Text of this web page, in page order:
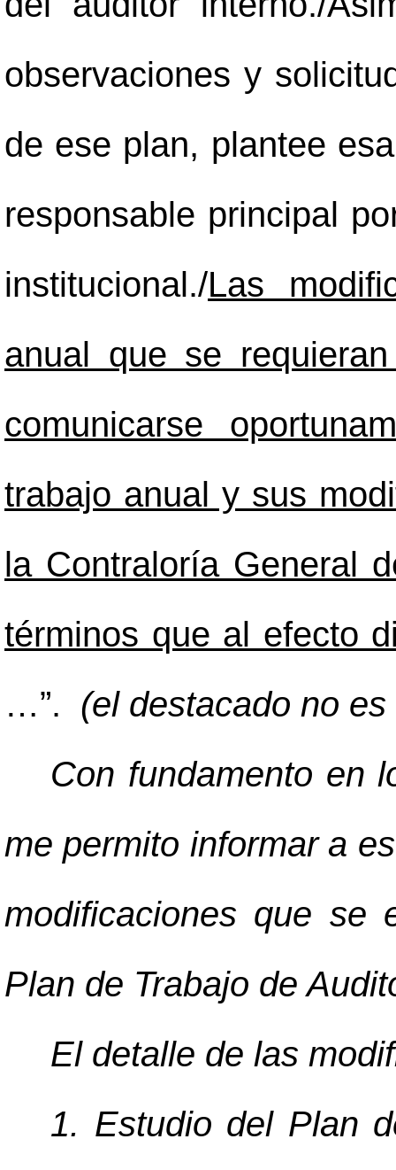
observaciones y
de ese plan, plantee
responsable principal
institucional./Las
anual que se
comunicarse
trabajo anual y sus
la Contraloría General
términos que al efecto
…”. (el destacado no
Con fundamento en
me permito informar a
modificaciones que se
Plan de Trabajo de
El detalle de las
1. Estudio del Plan